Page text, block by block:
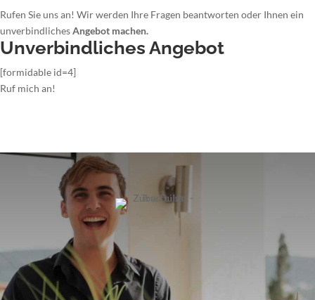
Rufen Sie uns an! Wir werden Ihre Fragen beantworten oder Ihnen ein
unverbindlichesAngebot machen.
Unverbindliches Angebot
[formidable id=4]
Ruf mich an!